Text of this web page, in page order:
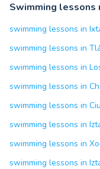
Swimming lessons
swimming lessons in
swimming lessons in
swimming lessons in
swimming lessons in
swimming lessons in
swimming lessons in
swimming lessons in
swimming lessons in